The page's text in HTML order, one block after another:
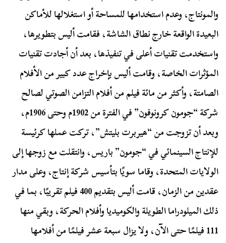
والمونتاج، وعدم استخدامها للمساحة أو استغلالها للأماكن
البعيدة الواقعة خارج نطاق الشاشة، فقامت أليس بتطويرها،
واستخدمت تقنيات أعلى في تنفيذها، بعد أن أجادت تقنيات
المؤثرات الخاصة، وقامت أليس بإخراج عدد كبير من الأفلام
الصامتة، وأكثر من مائة فيلم من أفلام التزامن الصوتي لصالح
شركة “جومون كرونوفون” في الفترة من 1902م وحتى 1906م،
وبعد أن تزوجت من “هيربرت بليتش”، تركت عملها كرئيسة
للإنتاج السينمائي في “جومون” باريس، وانتقلت مع زوجها إلى
الولايات المتحدة، وقاما سويًا بتأسيس شركة إنتاج، وعلى مدار
عقدين من الزمان، قامت أليس بتقديم 400 فيلم تقريبًا، بما في
ذلك الميلودراما الطويلة والكوميديا وأفلام الحركة، وبقي منها
111 فيلمًا حتى الآن، ولا يزال سبعة عشر فيلمًا من أفلامها